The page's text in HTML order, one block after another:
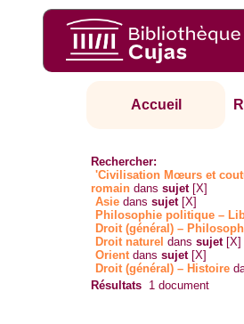
Accueil
Rechercher:
'Civilisation Mœurs et
romain danssujet [X]
Asie danssujet [X]
Philosophie politique –
Droit (général) –
Droit naturel danssujet [X]
Orientdanssujet [X]
Droit (général) – Histoire
Résultats 1 document